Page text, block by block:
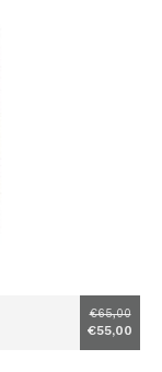
€65,00
€55,00